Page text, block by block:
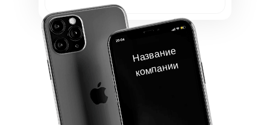
Название
ко
мпании